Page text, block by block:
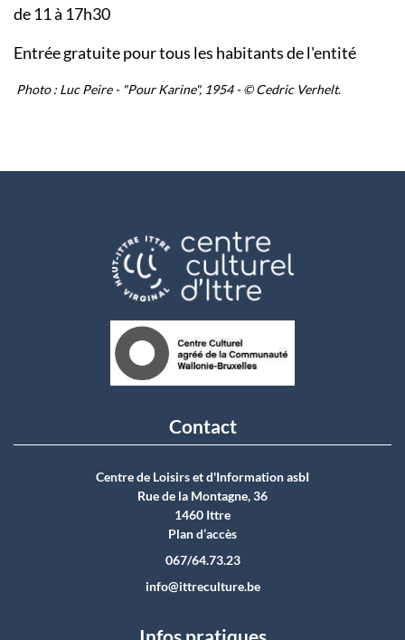
de 11 à 17h30
Entrée gratuite pour tous les habitants de l'entité
Photo : Luc Peire - "Pour Karine", 1954 - © Cedric Verhelt.
Contact
Centre de Loisirs et d'Information asbI
Rue de la Montagne, 36
1460 Ittre
Plan d’accès
067/64.73.23
info@ittreculture.be